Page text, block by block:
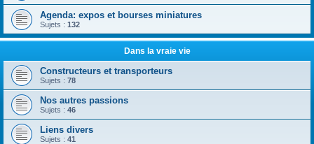
Agenda: expos et bourses miniatures
Sujets : 132
Dans la vraie vie
Constructeurs et transporteurs
Sujets : 78
Nos autres passions
Sujets : 46
Liens divers
Sujets : 41